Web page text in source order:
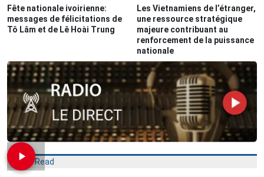
Fête nationale ivoirienne:
messages de félicitations de
Tô Lâm et de Lê Hoài Trung
Les Vietnamiens de l’étranger,
une ressource stratégique
majeure contribuant au
renforcement de la puissance
nationale
Most Read